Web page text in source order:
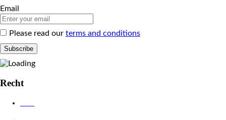
Email
Please read our terms and conditions
Recht